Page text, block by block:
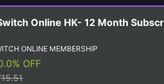
Online HK- 12 Month
ONLINE MEMBERSHIP
OFF